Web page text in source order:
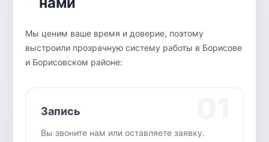
Мы ценим ваше время и доверие, поэтому
выстроили прозрачную систему работы в Борисове
и Борисовском районе:
Запись
Вы звоните нам или оставляете заявку.